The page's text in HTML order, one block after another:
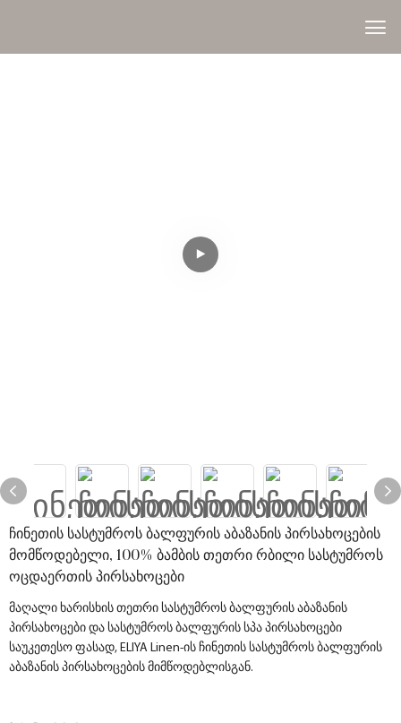
ჩინეთის სასტუმროს ბალფურის აბაზანის პირსახოცების
მომწოდებელი, 100% ბამბის თეთრი რბილი სასტუმროს
ოცდაერთის პირსახოცები
მაღალი ხარისხის თეთრი სასტუმროს ბალფურის აბაზანის
პირსახოცები და სასტუმროს ბალფურის სპა პირსახოცები
საუკეთესო ფასად, ELIYA Linen-ის ჩინეთის სასტუმროს ბალფურის
აბაზანის პირსახოცების მიმწოდებლისგან.